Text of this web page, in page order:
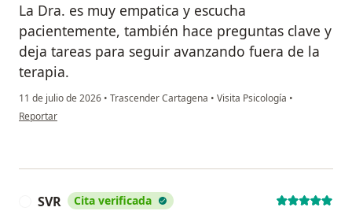
La Dra. es muy empatica y escucha
pacientemente, también hace preguntas clave y
deja tareas para seguir avanzando fuera de la
terapia.
11 de julio de 2026 • Trascender Cartagena • Visita Psicología •
en opinión del usuario C. Prado
Reportar
SVR Cita verificada